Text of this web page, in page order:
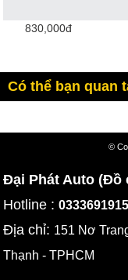
830,000đ
Có thể bạn quan
©
Đại Phát Auto (Đồ
Hotline :0333691915
Địa chỉ: 151 Nơ
Thạnh - TPHCM